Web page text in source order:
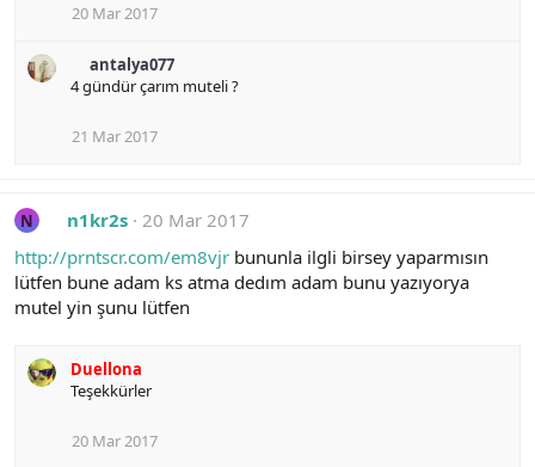
20 Mar 2017
antalya077
4 gündür çarım muteli ?
21 Mar 2017
N n1kr2s
20 Mar 2017
http://prntscr.com/em8vjr bununla ilgli birsey yaparmısın
lütfen bune adam ks atma dedım adam bunu yazıyorya
mutel yin şunu lütfen
Duellona
Teşekkürler
20 Mar 2017